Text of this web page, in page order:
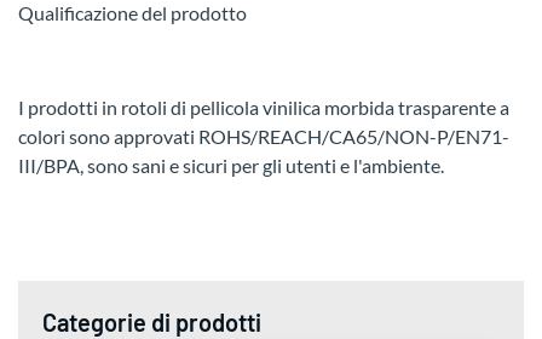
Qualificazione del prodotto
I prodotti in rotoli di pellicola vinilica morbida trasparente a
colori sono approvati ROHS/REACH/CA65/NON-P/EN71-
III/BPA, sono sani e sicuri per gli utenti e l'ambiente.
Categorie di prodotti